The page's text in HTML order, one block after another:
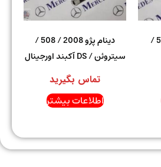
دینام پژو 2008 / 508 /
سیتروئن / DS آکبند اورجینال
تماس بگیرید
اطلاعات بیشتر